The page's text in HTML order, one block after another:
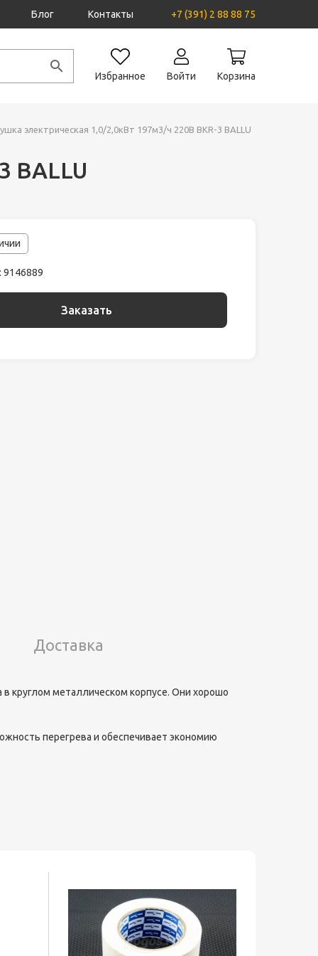
Блог Контакты +7 (391) 2 88 88 75
Избранное Войти Корзина
электрическая 1,0/2,0кВт 197м3/ч 220В BKR-3 BALLU
BALLU
9146889
Заказать
Доставка
круглом металлическом корпусе. Они хорошо
перегрева и обеспечивает экономию